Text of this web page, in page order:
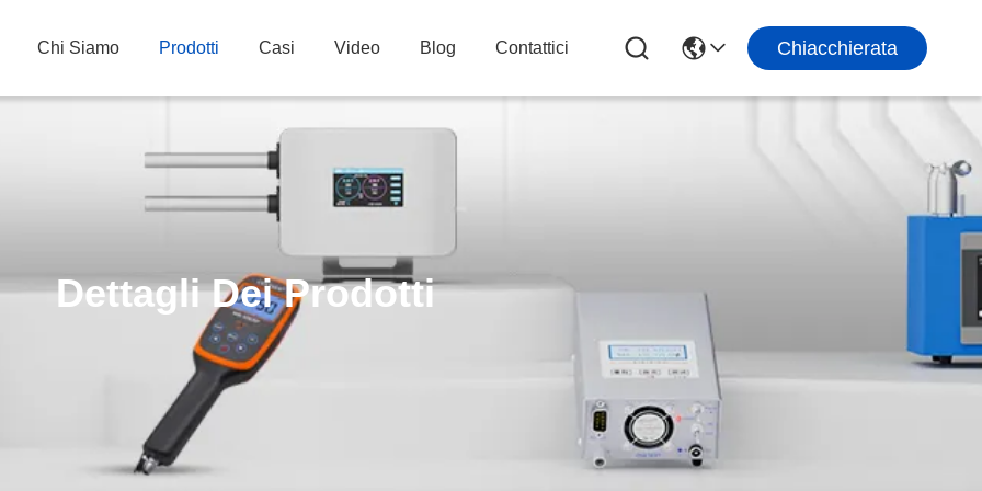
Chi Siamo Prodotti Casi Video Blog Contattici Chiacchierata
Dettagli Dei Prodotti